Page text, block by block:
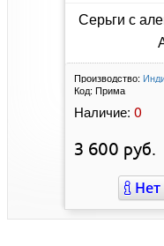
Серьги с
Производство:
Код: Прима
Наличие: 0
3 600 руб.
Нет